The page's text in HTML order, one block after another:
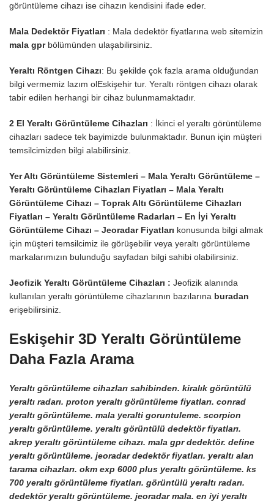
görüntüleme cihazı ise cihazın kendisini ifade eder.
Mala Dedektör Fiyatları : Mala dedektör fiyatlarına web sitemizin
mala gprbölümünden ulaşabilirsiniz.
Yeraltı Röntgen Cihazı: Bu şekilde çok fazla arama olduğundan
bilgi vermemiz lazım olEskişehir tur. Yeraltı röntgen cihazı olarak
tabir edilen herhangi bir cihaz bulunmamaktadır.
2 El Yeraltı Görüntüleme Cihazları : İkinci el yeraltı görüntüleme
cihazları sadece tek bayimizde bulunmaktadır. Bunun için müşteri
temsilcimizden bilgi alabilirsiniz.
Yer Altı Görüntüleme Sistemleri – Mala Yeraltı Görüntüleme –
Yeraltı Görüntüleme Cihazları Fiyatları – Mala Yeraltı
Görüntüleme Cihazı – Toprak Altı Görüntüleme Cihazları
Fiyatları – Yeraltı Görüntüleme Radarları – En İyi Yeraltı
Görüntüleme Cihazı – Jeoradar Fiyatları konusunda bilgi almak
için müşteri temsilcimiz ile görüşebilir veya yeraltı görüntüleme
markalarımızın bulunduğu sayfadan bilgi sahibi olabilirsiniz.
Jeofizik Yeraltı Görüntüleme Cihazları : Jeofizik alanında
kullanılan yeraltı görüntüleme cihazlarının bazılarına buradan
erişebilirsiniz.
Eskişehir 3D Yeraltı Görüntüleme
Daha Fazla Arama
Yeraltı görüntüleme cihazları sahibinden. kiralık görüntülü
yeraltı radarı. proton yeraltı görüntüleme fiyatları. conrad
yeraltı görüntüleme. mala yeralti goruntuleme. scorpion
yeraltı görüntüleme. yeraltı görüntülü dedektör fiyatları.
akrep yeraltı görüntüleme cihazı. mala gpr dedektör. define
yeraltı görüntüleme. jeoradar dedektör fiyatları. yeraltı alan
tarama cihazları. okm exp 6000 plus yeraltı görüntüleme. ks
700 yeraltı görüntüleme fiyatları. görüntülü yeraltı radarı.
dedektör yeraltı görüntüleme. jeoradar mala. en iyi yeraltı